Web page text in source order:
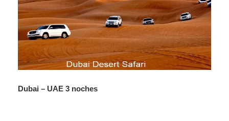
vuelo de su próximo destino.
Dubai – UAE 3 noches